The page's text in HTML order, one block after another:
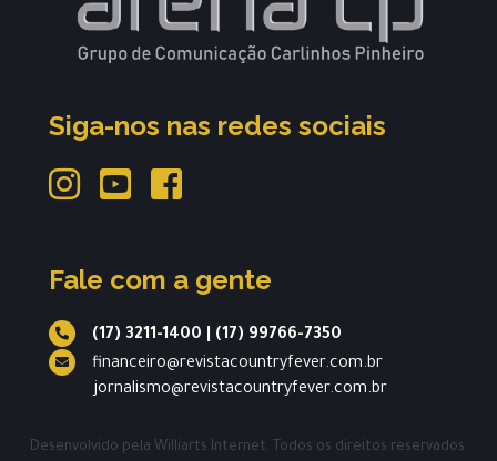
Siga-nos nas redes sociais
Fale com a gente
(17) 3211-1400
(17) 99766-7350
financeiro@revistacountryfever.com.br
jornalismo@revistacountryfever.com.br
Desenvolvido pela Williarts Internet. Todos os direitos reservados.